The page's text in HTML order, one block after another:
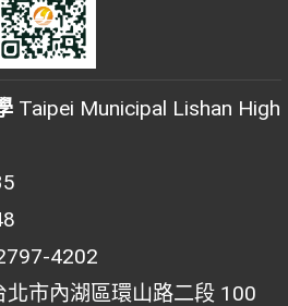
Taipei Municipal Lishan High
4202
北市內湖區環山路二段 100